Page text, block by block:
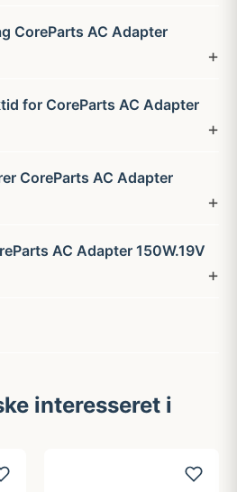
CoreParts AC Adapter
for CoreParts AC Adapter
CoreParts AC Adapter
AC Adapter 150W.19V
interesseret i